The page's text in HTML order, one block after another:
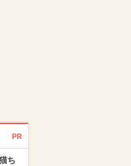
PR
ち